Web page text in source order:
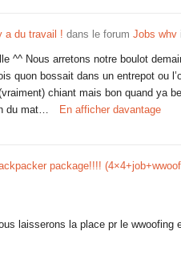
a du travail ! dans le forum Jobs whv
^^ Nous arretons notre boulot
quon bossait dans un entrepot ou
chiant mais bon quand ya
du mat…
En afficher davantage
package!!!!
laisserons la place pr le wwoofing